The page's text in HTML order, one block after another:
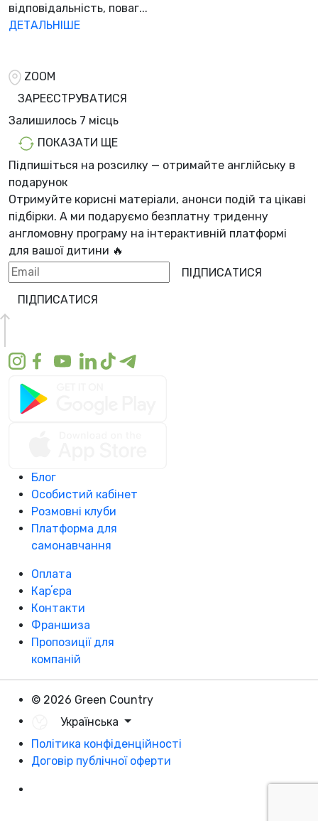
відповідальність, поваг...
ДЕТАЛЬНІШЕ
ZOOM
ЗАРЕЄСТРУВАТИСЯ
Залишилось 7 місць
ПОКАЗАТИ ЩЕ
Підпишіться на розсилку — отримайте англійську в
подарунок
Отримуйте корисні матеріали, анонси подій та цікаві
підбірки. А ми подаруємо безплатну триденну
англомовну програму на інтерактивній платформі
для вашої дитини 🔥
ПІДПИСАТИСЯ
ПІДПИСАТИСЯ
Блог
Особистий кабінет
Розмовні клуби
Платформа для
самонавчання
Оплата
Карʼєра
Контакти
Франшиза
Пропозиції для
компаній
© 2026 Green Country
Українська
Політика конфіденційності
Договір публічної оферти